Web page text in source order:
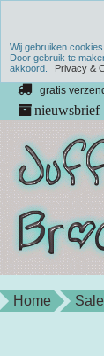
Verzenden
unieke
gratis
nieuwsbrief
Home Sale
Wij gebruiken
Door gebruik te
akkoord.
Privacy &